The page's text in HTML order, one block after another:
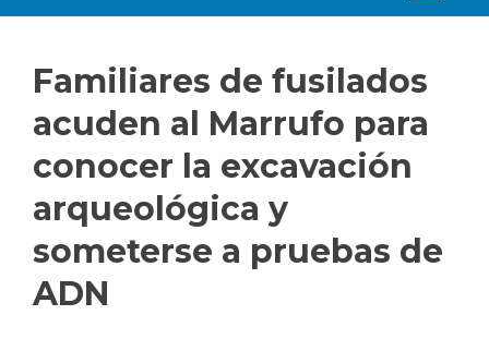
Familiares de fusilados
acuden al Marrufo para
conocer la excavación
arqueológica y
someterse a pruebas de
ADN